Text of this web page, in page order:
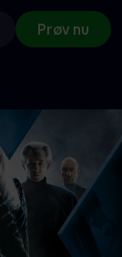
Prøv nu